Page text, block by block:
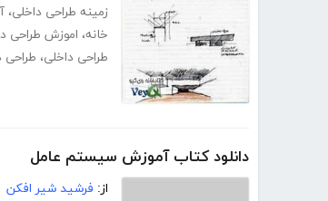
زمینه طراحی داخلی،
خانه، اموزش طراحی
طراحی داخلی، طراحی
دانلود کتاب آموزش سیستم عامل
از: فرشید شیر افکن